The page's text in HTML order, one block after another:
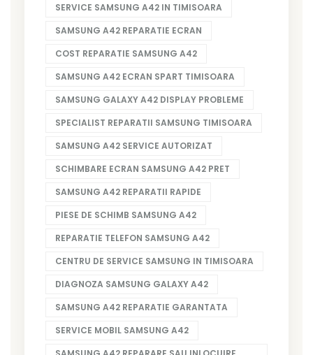
SERVICE SAMSUNG A42 IN TIMISOARA
SAMSUNG A42 REPARATIE ECRAN
COST REPARATIE SAMSUNG A42
SAMSUNG A42 ECRAN SPART TIMISOARA
SAMSUNG GALAXY A42 DISPLAY PROBLEME
SPECIALIST REPARATII SAMSUNG TIMISOARA
SAMSUNG A42 SERVICE AUTORIZAT
SCHIMBARE ECRAN SAMSUNG A42 PRET
SAMSUNG A42 REPARATII RAPIDE
PIESE DE SCHIMB SAMSUNG A42
REPARATIE TELEFON SAMSUNG A42
CENTRU DE SERVICE SAMSUNG IN TIMISOARA
DIAGNOZA SAMSUNG GALAXY A42
SAMSUNG A42 REPARATIE GARANTATA
SERVICE MOBIL SAMSUNG A42